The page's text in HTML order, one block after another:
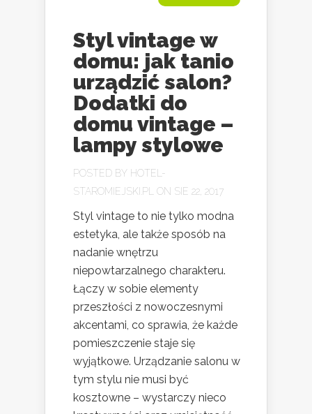
Styl vintage w
domu: jak tanio
urządzić salon?
Dodatki do
domu vintage –
lampy stylowe
POSTED BY HOTEL-
STAROMIEJSKI.PL
ON SIE 22, 2017
Styl vintage to nie tylko modna
estetyka, ale także sposób na
nadanie wnętrzu
niepowtarzalnego charakteru.
Łączy w sobie elementy
przeszłości z nowoczesnymi
akcentami, co sprawia, że każde
pomieszczenie staje się
wyjątkowe. Urządzanie salonu w
tym stylu nie musi być
kosztowne – wystarczy nieco